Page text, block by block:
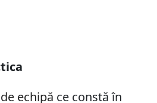
echipă ce constă în